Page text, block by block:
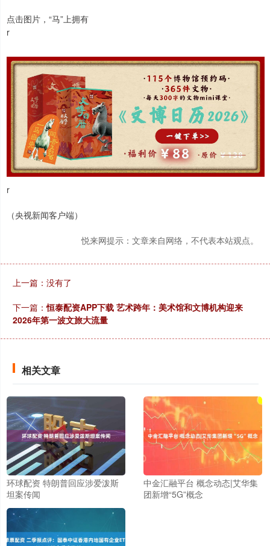
点击图片，“马”上拥有
r
r
（央视新闻客户端）
悦来网提示：文章来自网络，不代表本站观点。
上一篇：没有了
下一篇：恒泰配资APP下载 艺术跨年：美术馆和文博机构迎来
2026年第一波文旅大流量
相关文章
环球配资 特朗普回应涉爱泼斯
坦案传闻
中金汇融平台 概念动态|艾华集
团新增“5G”概念